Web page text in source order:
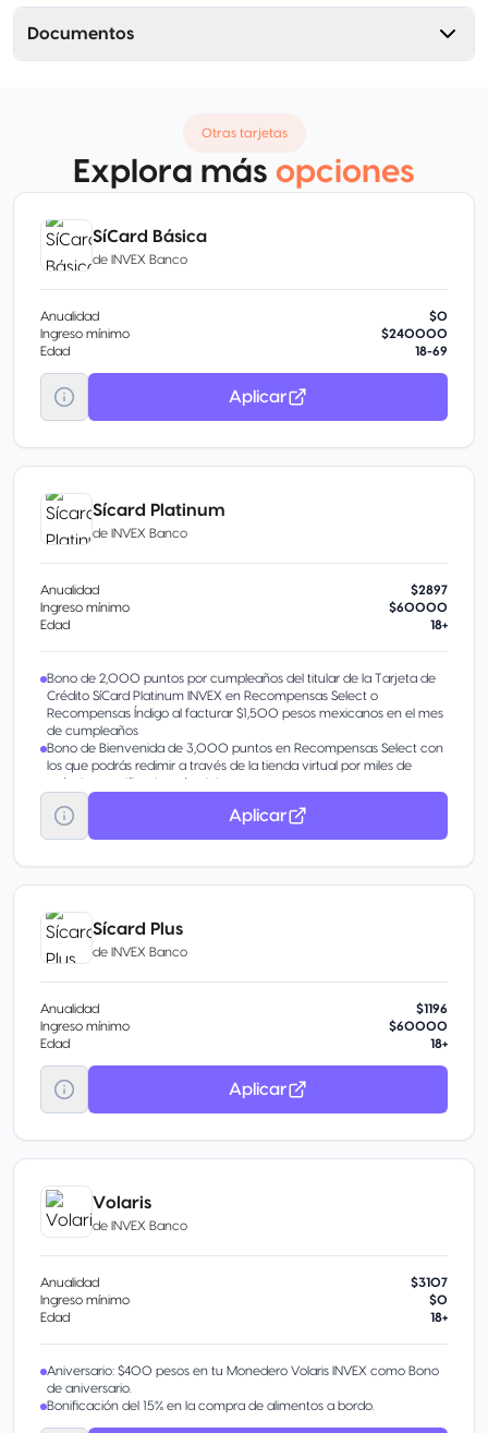
Documentos
Otras tarjetas
Explora más opciones
SíCard Básica
de INVEX Banco
Anualidad
$0
Ingreso mínimo
$240000
Edad
18-69
Aplicar
Sícard Platinum
de INVEX Banco
Anualidad
$2897
Ingreso mínimo
$60000
Edad
18+
Bono de 2,000 puntos por cumpleaños del titular de la Tarjeta de
Crédito SíCard Platinum INVEX en Recompensas Select o
Recompensas Índigo al facturar $1,500 pesos mexicanos en el mes
de cumpleaños
Bono de Bienvenida de 3,000 puntos en Recompensas Select con
los que podrás redimir a través de la tienda virtual por miles de
artículos, certificados y/o viajes.
Aplicar
Sícard Plus
de INVEX Banco
Anualidad
$1196
Ingreso mínimo
$60000
Edad
18+
Aplicar
Volaris
de INVEX Banco
Anualidad
$3107
Ingreso mínimo
$0
Edad
18+
Aniversario: $400 pesos en tu Monedero Volaris INVEX como Bono
de aniversario.
Bonificación del 15% en la compra de alimentos a bordo.